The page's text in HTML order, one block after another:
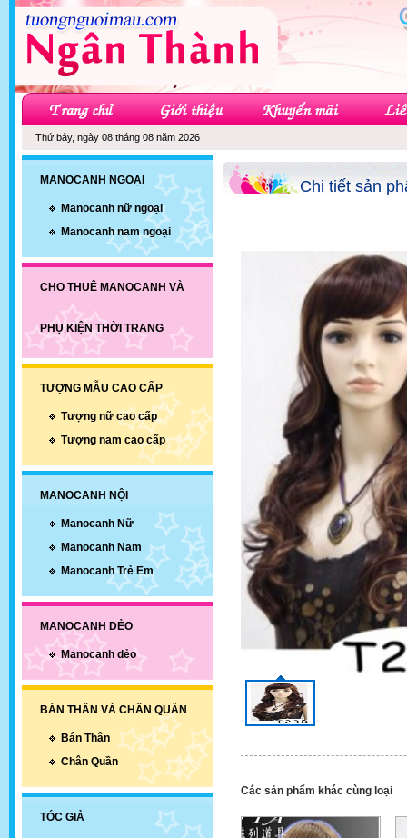
Thứ bảy, ngày 08 tháng 08 năm 2026
MANOCANH NGOẠI
Manocanh nữ ngoại
Manocanh nam ngoại
CHO THUÊ MANOCANH VÀ
PHỤ KIỆN THỜI TRANG
TƯỢNG MẪU CAO CẤP
Tượng nữ cao cấp
Tượng nam cao cấp
MANOCANH NỘI
Manocanh Nữ
Manocanh Nam
Manocanh Trẻ Em
MANOCANH DẺO
Manocanh dẻo
BÁN THÂN VÀ CHÂN QUẦN
Bán Thân
Chân Quần
TÓC GIẢ
Chi tiết sản
Các sản phẩm khác cùng loại